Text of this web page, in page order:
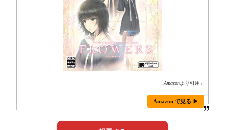
「Amazonより引用」
Amazon で見る ▶